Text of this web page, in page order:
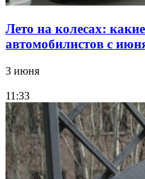
Лето на колесах:
автомобилистов с
3 июня
11:33